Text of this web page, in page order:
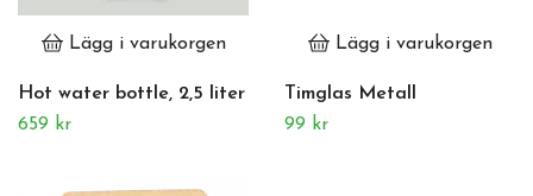
Lägg i varukorgen
Hot water bottle, 2,5 liter
659 kr
Lägg i varukorgen
Timglas Metall
99 kr